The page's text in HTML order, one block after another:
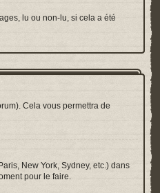
lu ou non-lu, si cela a été
Cela vous permettra de
New York, Sydney, etc.) dans
pour le faire.